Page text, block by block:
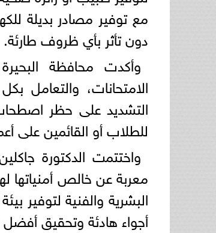
مع توفير مصادر بديلة
دون تأثر بأي ظروف طارئة.
وأكدت محافظة
الامتحانات، والتعامل
التشديد على حظر اصطحاب
للطلاب أو القائمين على
واختتمت الدكتورة
معربة عن خالص أمنياتها
البشرية والفنية لتوفير
أجواء هادئة وتحقيق أفضل